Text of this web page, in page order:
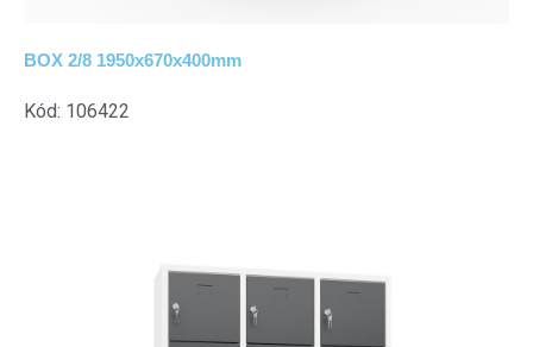
BOX 2/8 1950x670x400mm
Kód: 106422